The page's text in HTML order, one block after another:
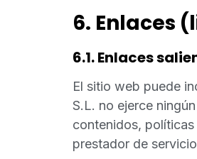
6. Enlaces
6.1. Enlaces
El sitio web puede
S.L. no ejerce
contenidos,
prestador de